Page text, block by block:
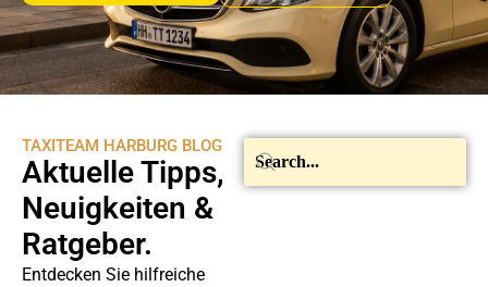
TAXITEAM HARBURG BLOG
Aktuelle Tipps,
Neuigkeiten &
Ratgeber.
Entdecken Sie hilfreiche